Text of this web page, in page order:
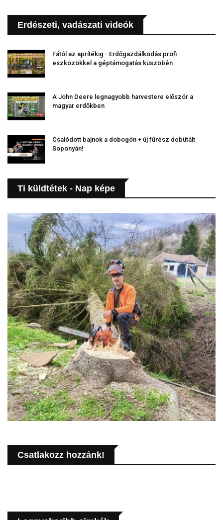
Erdészeti, vadászati videók
Fától az aprítékig - Erdőgazdálkodás profi
eszközökkel a géptámogatás küszöbén
A John Deere legnagyobb harvestere először a
magyar erdőkben
Csalódott bajnok a dobogón + új fűrész debütált
Soponyán!
Ti küldtétek - Nap képe
Csatlakozz hozzánk!